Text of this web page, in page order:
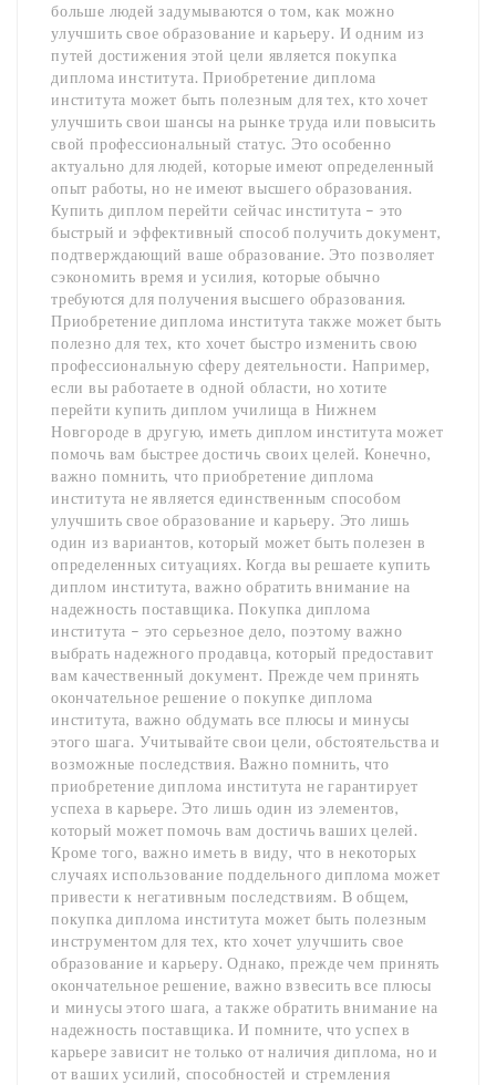
больше людей задумываются о том, как можно
улучшить свое образование и карьеру. И одним из
путей достижения этой цели является покупка
диплома института. Приобретение диплома
института может быть полезным для тех, кто хочет
улучшить свои шансы на рынке труда или повысить
свой профессиональный статус. Это особенно
актуально для людей, которые имеют определенный
опыт работы, но не имеют высшего образования.
Купить диплом перейти сейчас института – это
быстрый и эффективный способ получить документ,
подтверждающий ваше образование. Это позволяет
сэкономить время и усилия, которые обычно
требуются для получения высшего образования.
Приобретение диплома института также может быть
полезно для тех, кто хочет быстро изменить свою
профессиональную сферу деятельности. Например,
если вы работаете в одной области, но хотите
перейти купить диплом училища в Нижнем
Новгороде в другую, иметь диплом института может
помочь вам быстрее достичь своих целей. Конечно,
важно помнить, что приобретение диплома
института не является единственным способом
улучшить свое образование и карьеру. Это лишь
один из вариантов, который может быть полезен в
определенных ситуациях. Когда вы решаете купить
диплом института, важно обратить внимание на
надежность поставщика. Покупка диплома
института – это серьезное дело, поэтому важно
выбрать надежного продавца, который предоставит
вам качественный документ. Прежде чем принять
окончательное решение о покупке диплома
института, важно обдумать все плюсы и минусы
этого шага. Учитывайте свои цели, обстоятельства и
возможные последствия. Важно помнить, что
приобретение диплома института не гарантирует
успеха в карьере. Это лишь один из элементов,
который может помочь вам достичь ваших целей.
Кроме того, важно иметь в виду, что в некоторых
случаях использование поддельного диплома может
привести к негативным последствиям. В общем,
покупка диплома института может быть полезным
инструментом для тех, кто хочет улучшить свое
образование и карьеру. Однако, прежде чем принять
окончательное решение, важно взвесить все плюсы
и минусы этого шага, а также обратить внимание на
надежность поставщика. И помните, что успех в
карьере зависит не только от наличия диплома, но и
от ваших усилий, способностей и стремления